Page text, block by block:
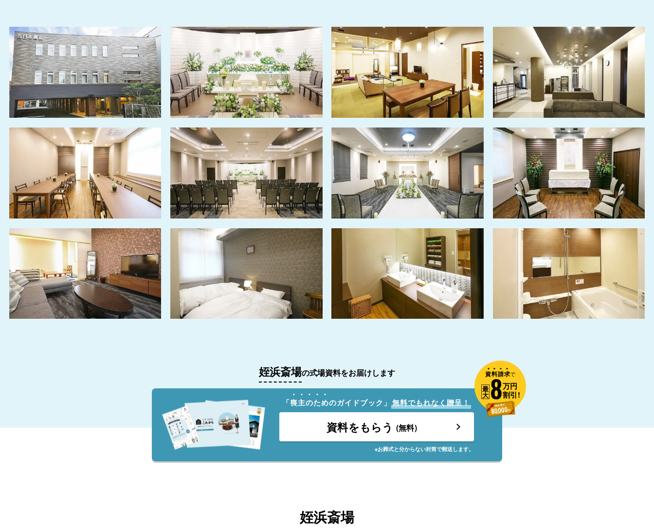
姪浜斎場の式場資料をお届けします
「喪主のためのガイドブック」 無料でもれなく贈呈！
資料をもらう (無料)
※お葬式と分からない封筒で郵送します。
資料請求で
最
大8万円
割引!
姪浜斎場